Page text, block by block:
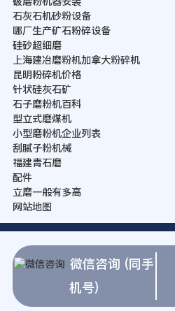
石灰石机砂粉设备
哪厂生产矿石粉碎设备
硅砂超细磨
上海建冶磨粉机加拿大粉碎机
昆明粉碎机价格
针状硅灰石矿
石子磨粉机百科
型立式磨煤机
小型磨粉机企业列表
刮腻子粉机械
福建青石磨
配件
立磨一般有多高
网站地图
微信咨询 (同手
机号)